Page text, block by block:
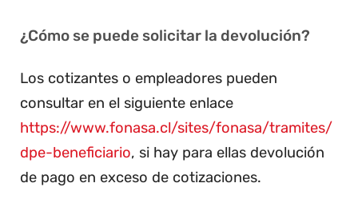
¿Cómo se puede solicitar la devolución?
Los cotizantes o empleadores pueden
consultar en el siguiente enlace
https://www.fonasa.cl/sites/fonasa/tramites/
dpe-beneficiario, si hay para ellas devolución
de pago en exceso de cotizaciones.